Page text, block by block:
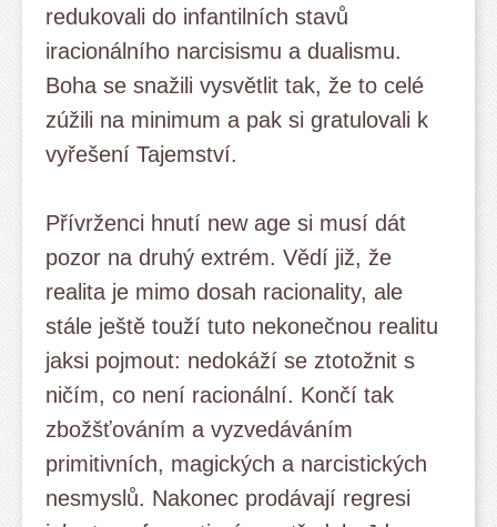
redukovali do infantilních stavů
iracionálního narcisismu a dualismu.
Boha se snažili vysvětlit tak, že to celé
zúžili na minimum a pak si gratulovali k
vyřešení Tajemství.
Přívrženci hnutí new age si musí dát
pozor na druhý extrém. Vědí již, že
realita je mimo dosah racionality, ale
stále ještě touží tuto nekonečnou realitu
jaksi pojmout: nedokáží se ztotožnit s
ničím, co není racionální. Končí tak
zbožšťováním a vyzvedáváním
primitivních, magických a narcistických
nesmyslů. Nakonec prodávají regresi